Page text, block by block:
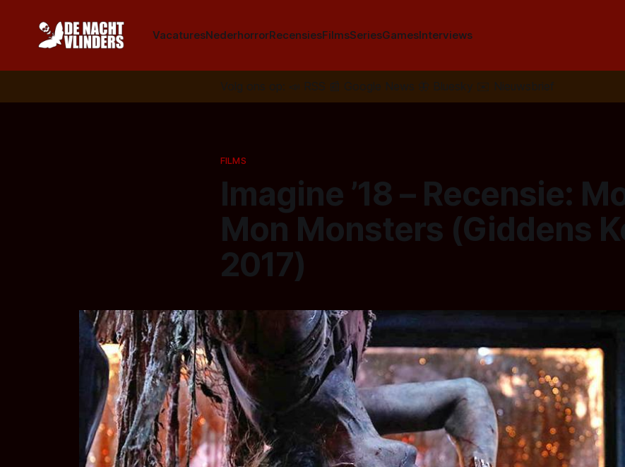
VacaturesNederhorrorRecensiesFilmsSeriesGamesInterviews
Volg ons op: 📣 RSS 📰 Google News 🦋 Bluesky ✉️ Nieuwsbrief
FILMS
Imagine ’18 – Recensie:
Mon Monsters (Giddens
2017)